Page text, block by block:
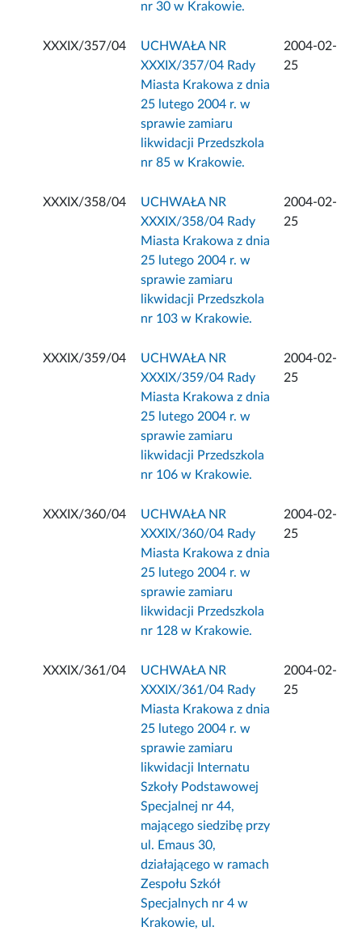
nr 30 w Krakowie.
XXXIX/357/04
UCHWAŁA NR
XXXIX/357/04 Rady
Miasta Krakowa z dnia
25 lutego 2004 r. w
sprawie zamiaru
likwidacji Przedszkola
nr 85 w Krakowie.
2004-02-
25
XXXIX/358/04
UCHWAŁA NR
XXXIX/358/04 Rady
Miasta Krakowa z dnia
25 lutego 2004 r. w
sprawie zamiaru
likwidacji Przedszkola
nr 103 w Krakowie.
2004-02-
25
XXXIX/359/04
UCHWAŁA NR
XXXIX/359/04 Rady
Miasta Krakowa z dnia
25 lutego 2004 r. w
sprawie zamiaru
likwidacji Przedszkola
nr 106 w Krakowie.
2004-02-
25
XXXIX/360/04
UCHWAŁA NR
XXXIX/360/04 Rady
Miasta Krakowa z dnia
25 lutego 2004 r. w
sprawie zamiaru
likwidacji Przedszkola
nr 128 w Krakowie.
2004-02-
25
XXXIX/361/04
UCHWAŁA NR
XXXIX/361/04 Rady
Miasta Krakowa z dnia
25 lutego 2004 r. w
sprawie zamiaru
likwidacji Internatu
Szkoły Podstawowej
Specjalnej nr 44,
mającego siedzibę przy
ul. Emaus 30,
działającego w ramach
Zespołu Szkół
Specjalnych nr 4 w
Krakowie, ul.
2004-02-
25